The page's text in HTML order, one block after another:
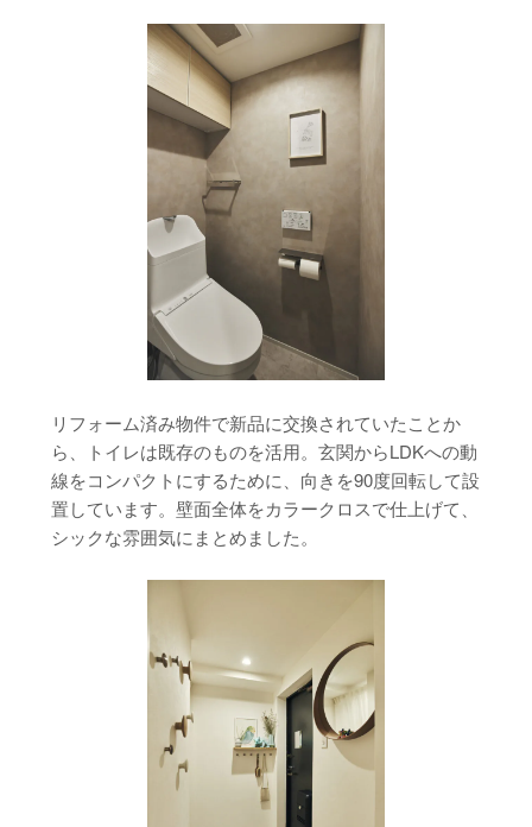
リフォーム済み物件で新品に交換されていたことか
ら、トイレは既存のものを活用。玄関からLDKへの動
線をコンパクトにするために、向きを90度回転して設
置しています。壁面全体をカラークロスで仕上げて、
シックな雰囲気にまとめました。